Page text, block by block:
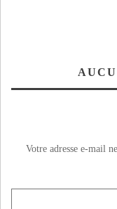
Votre adresse e-mail